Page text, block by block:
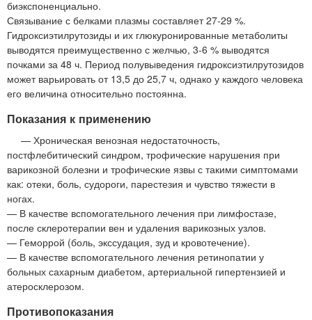
биэкспоненциально.
Связывание с белками плазмы составляет 27-29 %.
Гидроксиэтилрутозиды и их глюкуронированные метаболиты
выводятся преимущественно с желчью, 3-6 % выводятся
почками за 48 ч. Период полувыведения гидроксиэтилрутозидов
может варьировать от 13,5 до 25,7 ч, однако у каждого человека
его величина относительно постоянна.
Показания к применению
— Хроническая венозная недостаточность,
постфлебитический синдром, трофические нарушения при
варикозной болезни и трофические язвы с такими симптомами
как: отеки, боль, судороги, парестезия и чувство тяжести в
ногах.
— В качестве вспомогательного лечения при лимфостазе,
после склеротерапии вен и удаления варикозных узлов.
— Геморрой (боль, экссудация, зуд и кровотечение).
— В качестве вспомогательного лечения ретинопатии у
больных сахарным диабетом, артериальной гипертензией и
атеросклерозом.
Противопоказания